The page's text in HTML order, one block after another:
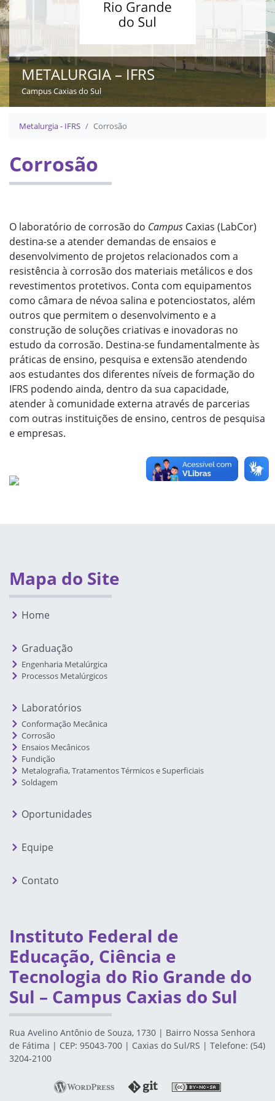
METALURGIA – IFRS
Campus Caxias do Sul
Metalurgia - IFRS Corrosão
Corrosão
O laboratório de corrosão do Campus Caxias (LabCor)
destina-se a atender demandas de ensaios e
desenvolvimento de projetos relacionados com a
resistência à corrosão dos materiais metálicos e dos
revestimentos protetivos. Conta com equipamentos
como câmara de névoa salina e potenciostatos, além
outros que permitem o desenvolvimento e a
construção de soluções criativas e inovadoras no
estudo da corrosão. Destina-se fundamentalmente às
práticas de ensino, pesquisa e extensão atendendo
aos estudantes dos diferentes níveis de formação do
IFRS podendo ainda, dentro da sua capacidade,
atender à comunidade externa através de parcerias
com outras instituições de ensino, centros de pesquisa
e empresas.
Mapa do Site
Home
Graduação
Engenharia Metalúrgica
Processos Metalúrgicos
Laboratórios
Conformação Mecânica
Corrosão
Ensaios Mecânicos
Fundição
Metalografia, Tratamentos Térmicos e Superficiais
Soldagem
Oportunidades
Equipe
Contato
Instituto Federal de
Educação, Ciência e
Tecnologia do Rio Grande do
Sul – Campus Caxias do Sul
Rua Avelino Antônio de Souza, 1730 | Bairro Nossa Senhora
de Fátima | CEP: 95043-700 | Caxias do Sul/RS | Telefone: (54)
3204-2100